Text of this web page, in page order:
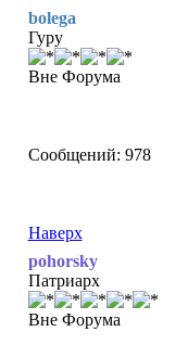
bolega
Гуру
Вне Форума
Сообщений: 978
Наверх
pohorsky
Патриарх
Вне Форума